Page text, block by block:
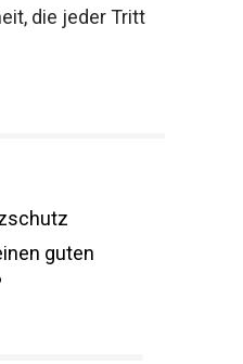
ist
guten